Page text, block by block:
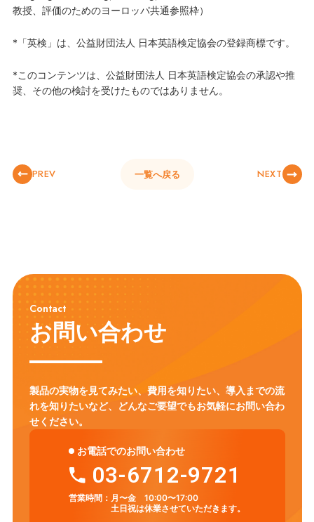
教授、評価のためのヨーロッパ共通参照枠）
*「英検」は、公益財団法人 日本英語検定協会の登録商標です。
*このコンテンツは、公益財団法人 日本英語検定協会の承認や推
奨、その他の検討を受けたものではありません。
PREV 一覧へ戻る NEXT
Contact
お問い合わせ
製品の実物を見てみたい、費用を知りたい、導入までの流
れを知りたいなど、
どんなご要望でもお気軽にお問い合わ
せください。
お電話でのお問い合わせ
03-6712-9721
営業時間： 月〜金 10:00〜17:00
土日祝は休業させていただきます。